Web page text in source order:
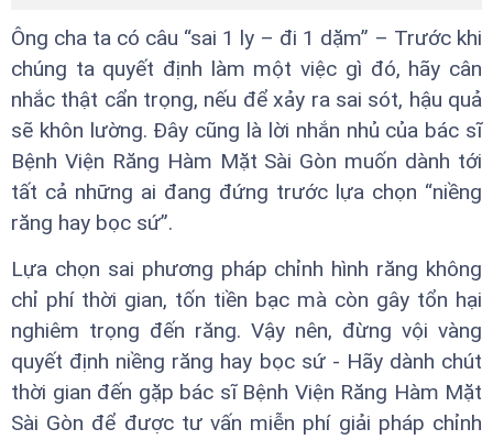
Ông cha ta có câu “sai 1 ly – đi 1 dặm” – Trước khi
chúng ta quyết định làm một việc gì đó, hãy cân
nhắc thật cẩn trọng, nếu để xảy ra sai sót, hậu quả
sẽ khôn lường. Đây cũng là lời nhắn nhủ của bác sĩ
Bệnh Viện Răng Hàm Mặt Sài Gòn muốn dành tới
tất cả những ai đang đứng trước lựa chọn “niềng
răng hay bọc sứ”.
Lựa chọn sai phương pháp chỉnh hình răng không
chỉ phí thời gian, tốn tiền bạc mà còn gây tổn hại
nghiêm trọng đến răng. Vậy nên, đừng vội vàng
quyết định niềng răng hay bọc sứ - Hãy dành chút
thời gian đến gặp bác sĩ Bệnh Viện Răng Hàm Mặt
Sài Gòn để được tư vấn miễn phí giải pháp chỉnh